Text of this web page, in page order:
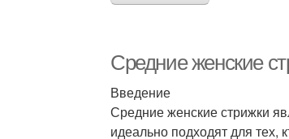
Средние женские
Введение
Средние женские стрижки
идеально подходят для тех,